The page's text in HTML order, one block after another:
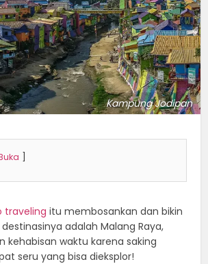
Kampung Jodipan
traveling itu membosankan dan bikin
adalah Malang Raya,
kehabisan waktu karena saking
seru yang bisa dieksplor!